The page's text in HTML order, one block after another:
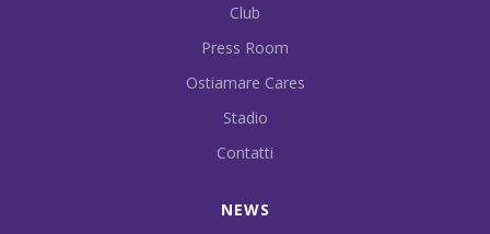
Club
Press Room
Ostiamare Cares
Stadio
Contatti
NEWS